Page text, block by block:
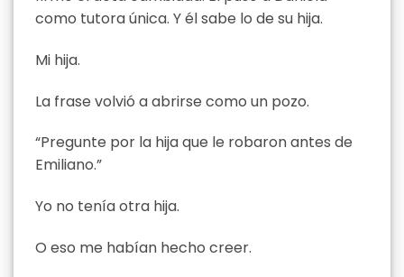
como tutora única. Y él sabe lo de su hija.
Mi hija.
La frase volvió a abrirse como un pozo.
“Pregunte por la hija que le robaron antes de
Emiliano.”
Yo no tenía otra hija.
O eso me habían hecho creer.